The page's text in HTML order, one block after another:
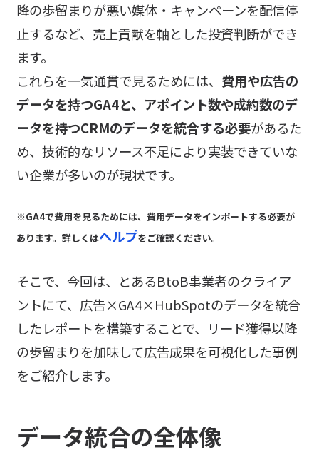
降の歩留まりが悪い媒体・キャンペーンを配信停
止するなど、売上貢献を軸とした投資判断ができ
ます。
これらを一気通貫で見るためには、 費用や広告の
データを持つGA4と、アポイント数や成約数のデ
ータを持つCRMのデータを統合する必要があるた
め、技術的なリソース不足により実装できていな
い企業が多いのが現状です。
※GA4で費用を見るためには、費用データをインポートする必要が
あります。詳しくはヘルプをご確認ください。
そこで、今回は、とあるBtoB事業者のクライア
ントにて、広告×GA4×HubSpotのデータを統合
したレポートを構築することで、リード獲得以降
の歩留まりを加味して広告成果を可視化した事例
をご紹介します。
データ統合の全体像